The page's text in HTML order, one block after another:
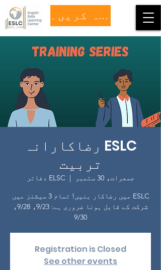
عطیہ کریں۔
ESLC رضاکارانہ
تربیت
جمعرات، 30 ستمبر
  |
ELSC دفاتر
ESLC میں رضاکار بنیں! تمام 3 سیشنز میں
شرکت کے قابل ہونا ضروری ہے: 9/23، 9/28،
9/30
Registration is Closed
See other events